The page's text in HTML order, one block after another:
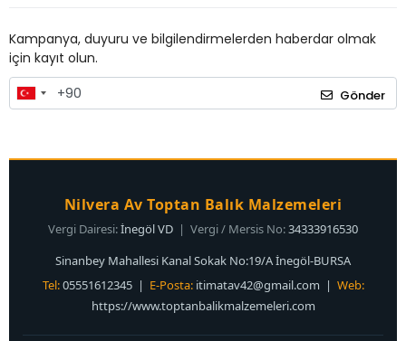
Kampanya, duyuru ve bilgilendirmelerden haberdar olmak
için kayıt olun.
Gönder
Nilvera Av Toptan Balık Malzemeleri
Vergi Dairesi:İnegöl VD | Vergi / Mersis No:34333916530
Sinanbey Mahallesi Kanal Sokak No:19/A İnegöl-BURSA
Tel:05551612345 | E-Posta: itimatav42@gmail.com | Web:
https://www.toptanbalikmalzemeleri.com